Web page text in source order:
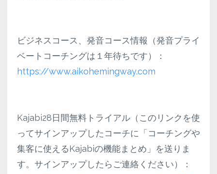
ビジネスコース、発音コース情報（発音プライ
ベートコーチングは１年待ちです）：
https://www.aikohemingway.com
Kajabi28日間無料トライアル（このリンクを使
ってサインアップしたコーチに「コーチングや
集客に使えるKajabiの機能まとめ」を送りま
す。サインアップしたらご連絡ください）：